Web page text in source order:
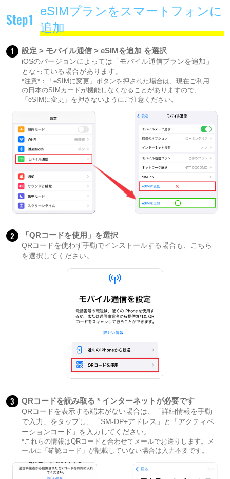
Step1
eSIMプランをスマートフォンに
追加
1 設定 > モバイル通信 > eSIMを追加 を選択
iOSのバージョンによっては「モバイル通信プランを追加」
となっている場合があります。
*注意*：「eSIMに変更」ボタンを押された場合は、現在ご利用
の日本のSIMカードが機能しなくなることがありますので、
「eSIMに変更」を押さないようにご注意ください。
2 「QRコードを使用」を選択
QRコードを使わず手動でインストールする場合も、こちら
を選択してください。
3 QRコードを読み取る * インターネットが必要です
QRコードを表示する端末がない場合は、「詳細情報を手動
で入力」をタップし、「SM-DP+アドレス」と「アクティベ
ーションコード」を入カしてください。
*これらの情報はQRコードと合わせてメールでお送りします。メ
ールに「確認コード」が記載していない場合は入力不要です。